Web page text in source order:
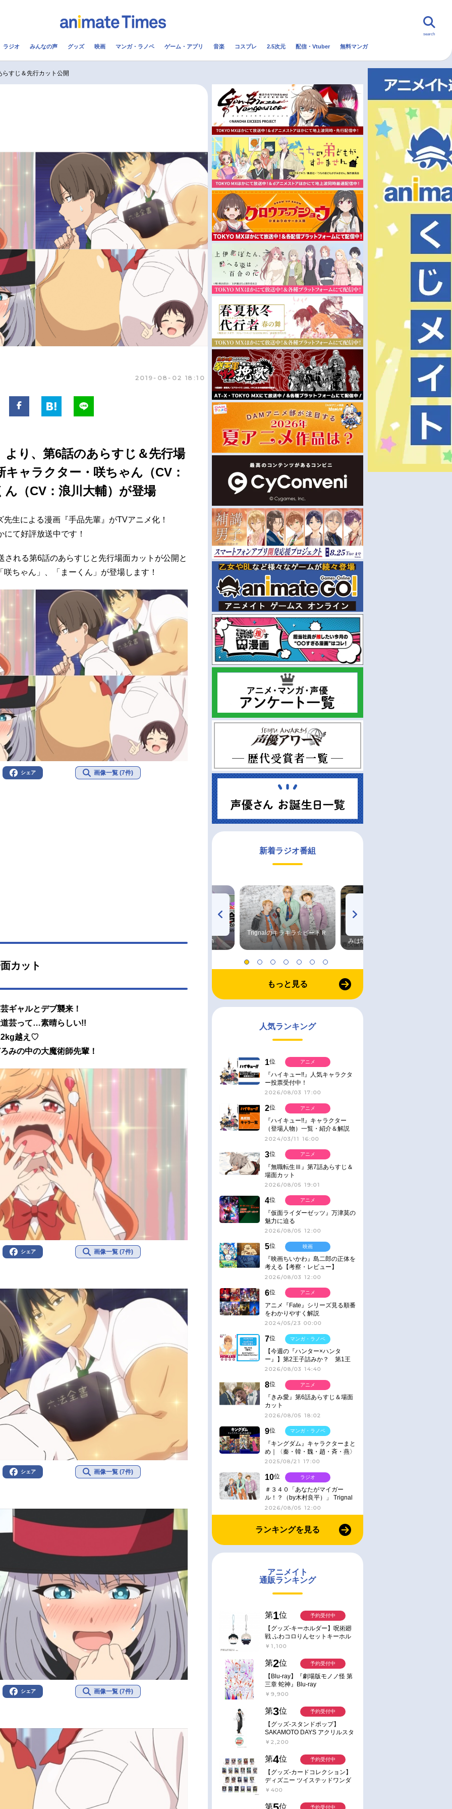
配信・Vtuber トレンド 無料マンガ
男性声優/女性声優一覧
今期アニメ曜日別一覧
夏アニメ
秋アニメ
冬アニメ
FOLLOW US
search
ラジオ みんなの声 グッズ 映画 マンガ・ラノベ ゲーム・アプリ 音楽 コスプレ 2.5次元 配信・Vtuber 無料マンガ
すじ＆先行カット公開
2019-08-02 18:10
より、第6話のあらすじ＆先行場
ャラクター・咲ちゃん（CV：
（CV：浪川大輔）が登場
先生による漫画『手品先輩』がTVアニメ化！
て好評放送中です！
される第6話のあらすじと先行場面カットが公開と
ちゃん」、「まーくん」が登場します！
シェア 画像一覧 (7件)
カット
ギャルとデブ襲来！
芸って…素晴らしい!!
2kg越え♡
みの中の大魔術師先輩！
シェア 画像一覧 (7件)
シェア 画像一覧 (7件)
シェア 画像一覧 (7件)
新着ラジオ番組
♪ in アニメイトタイムズ
radio 大直会 2nd season
Trignalのキラキラ☆ビートＲ
みは塩だけ
もっと見る
人気ランキング
1位
『ハイキュー!!』人気キャラクタ
ー投票受付中！
2026/08/03 17:00
アニメ
2位
『ハイキュー!!』キャラクター
（登場人物）一覧・紹介＆解説
2024/03/11 16:00
アニメ
3位
『無職転生Ⅲ』第7話あらすじ＆
場面カット
2026/08/05 19:01
アニメ
4位
『仮面ライダーゼッツ』万津莫の
魅力に迫る
2026/08/05 12:00
アニメ
5位
『映画ちいかわ』島二郎の正体を
考える【考察・レビュー】
2026/08/03 12:00
映画
6位
アニメ『Fate』シリーズ見る順番
をわかりやすく解説
2024/05/23 00:00
アニメ
7位
【今週の『ハンター×ハンタ
ー』】第2王子詰みか？ 第1王
子と第4王子が対峙「発令」＜
2026/08/03 14:40
マンガ・ラノベ
8位
『きみ愛』第6話あらすじ＆場面
カット
2026/08/05 18:02
アニメ
9位
『キングダム』キャラクターまと
め｜〈秦・韓・魏・趙・斉・燕〉
2025/08/21 17:00
マンガ・ラノベ
10位
＃３４０「あなたがマイガー
ル！？（by木村良平）」 Trignal
のキラキラ☆ビートＲ
2026/08/05 12:00
ラジオ
ランキングを見る
アニメイト
通販ランキング
第1位
【グッズ-キーホルダー】呪術廻
戦 ふわコロりんセットキーホル
ダー【アニメイト特典付】
￥1,100
予約受付中
第2位
【Blu-ray】『劇場版モノノ怪 第
三章 蛇神』Blu-ray
￥9,900
予約受付中
第3位
【グッズ-スタンドポップ】
SAKAMOTO DAYS アクリルスタ
ンド～Sunny Afternoon～ 4.南雲
￥2,200
予約受付中
第4位
【グッズ-カードコレクション】
ディズニー ツイステッドワンダ
ーランド ランダムカードコレク
￥400
予約受付中
第 位 予約受付中